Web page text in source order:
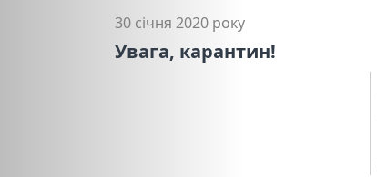
30 січня 2020 року
Увага, карантин!